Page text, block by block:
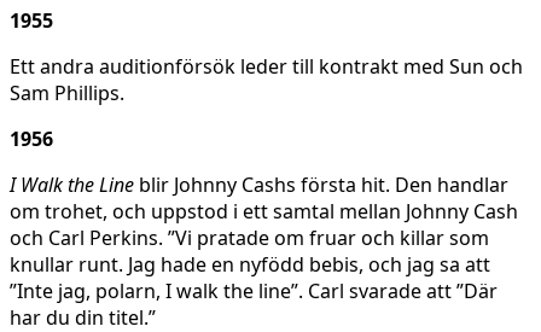
1955
Ett andra auditionförsök leder till kontrakt med Sun och
Sam Phillips.
1956
I Walk the Line blir Johnny Cashs första hit. Den handlar
om trohet, och uppstod i ett samtal mellan Johnny Cash
och Carl Perkins. ”Vi pratade om fruar och killar som
knullar runt. Jag hade en nyfödd bebis, och jag sa att
”Inte jag, polarn, I walk the line”. Carl svarade att ”Där
har du din titel.”